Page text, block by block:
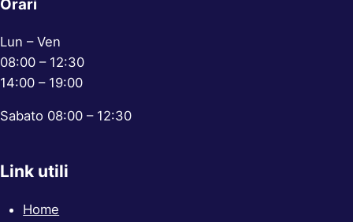
Orari
Lun – Ven
08:00 – 12:30
14:00 – 19:00
Sabato 08:00 – 12:30
Link utili
Home